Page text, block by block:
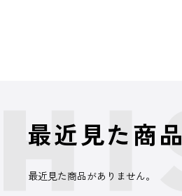
最近見た商品
最近見た商品がありません。